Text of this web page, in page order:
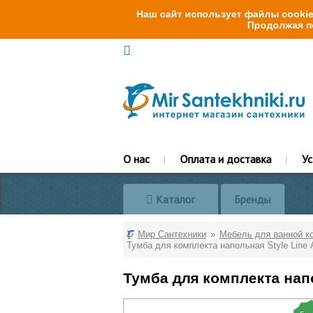
Наш сайт использует файлы
Продолжая
О нас Оплата и доставка
Каталог Бренды
Мир Сантехники Мебель для ванной
Тумба для комплекта напольная Style Line
Тумба для комплекта